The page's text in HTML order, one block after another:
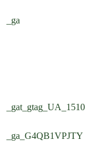
_ga
_ga_G4QB1VPJTY